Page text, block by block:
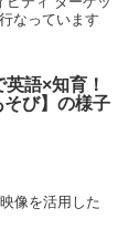
なっています
語×知育！
そび】の様子
像を活用した